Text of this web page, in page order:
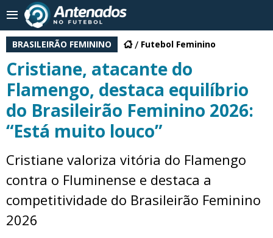
BRASILEIRÃO FEMININO Futebol Feminino
Cristiane, atacante do
Flamengo, destaca equilíbrio
do Brasileirão Feminino 2026:
“Está muito louco”
Cristiane valoriza vitória do Flamengo
contra o Fluminense e destaca a
competitividade do Brasileirão Feminino
2026